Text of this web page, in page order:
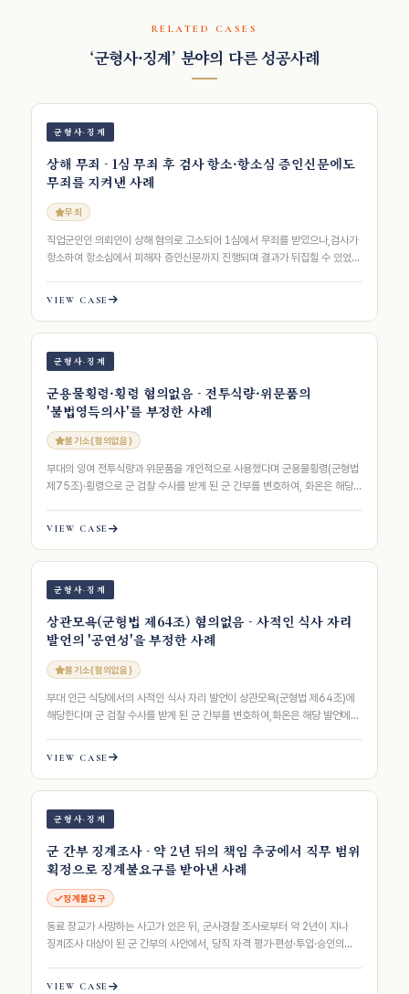
RELATED CASES
‘군형사·징계’ 분야의 다른 성공사례
군형사·징계
상해 무죄 - 1심 무죄 후 검사 항소·항소심 증인신문에도
무죄를 지켜낸 사례
무죄
직업군인인 의뢰인이 상해 혐의로 고소되어 1심에서 무죄를 받았으나,검사가
항소하여 항소심에서 피해자 증인신문까지 진행되며 결과가 뒤집힐 수 있었던
VIEW CASE
군형사·징계
군용물횡령·횡령 혐의없음 - 전투식량·위문품의
'불법영득의사'를 부정한 사례
불기소(혐의없음)
부대의 잉여 전투식량과 위문품을 개인적으로 사용했다며 군용물횡령(군형법
제75조)·횡령으로 군 검찰 수사를 받게 된 군 간부를 변호하여, 화온은 해당
VIEW CASE
군형사·징계
상관모욕(군형법 제64조) 혐의없음 - 사적인 식사 자리
발언의 '공연성'을 부정한 사례
불기소(혐의없음)
부대 인근 식당에서의 사적인 식사 자리 발언이 상관모욕(군형법 제64조)에
해당한다며 군 검찰 수사를 받게 된 군 간부를 변호하여,화온은 해당 발언에
VIEW CASE
군형사·징계
군 간부 징계조사 - 약 2년 뒤의 책임 추궁에서 직무 범위
획정으로 징계불요구를 받아낸 사례
징계불요구
동료 장교가 사망하는 사고가 있은 뒤, 군사경찰 조사로부터 약 2년이 지나
징계조사 대상이 된 군 간부의 사안에서, 당직 자격 평가·편성·투입·승인의
VIEW CASE